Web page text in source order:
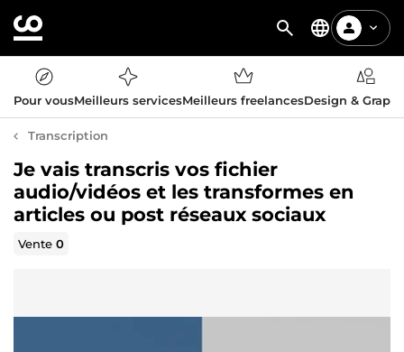
Pour vousMeilleurs servicesMeilleurs freelancesDesign &
Transcription
Je vais transcris vos fichier
audio/vidéos et les transformes en
articles ou post réseaux sociaux
Vente0